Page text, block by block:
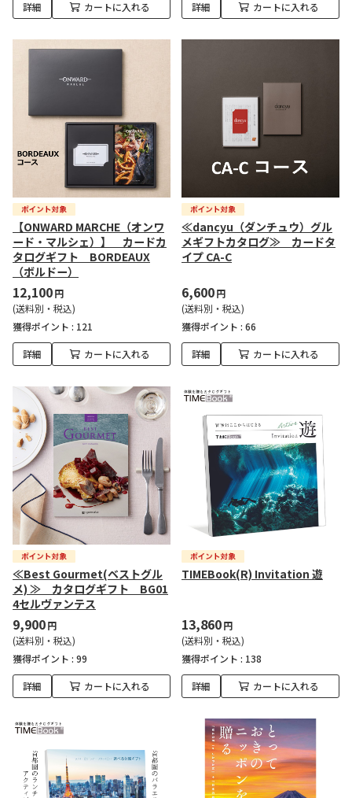
詳細 カートに入れる 詳細 カートに入れる
【ONWARD MARCHE（オンワ
ード・マルシェ）】 カードカ
タログギフト BORDEAUX
（ボルドー）
12,100円
(送料別・税込)
獲得ポイント : 121
詳細 カートに入れる
≪dancyu（ダンチュウ）グル
メギフトカタログ≫ カードタ
イプ CA-C
6,600円
(送料別・税込)
獲得ポイント : 66
詳細 カートに入れる
≪Best Gourmet(ベストグル
メ) ≫ カタログギフト BG01
4セルヴァンテス
9,900円
(送料別・税込)
獲得ポイント : 99
詳細 カートに入れる
TIMEBook(R) Invitation 遊
13,860円
(送料別・税込)
獲得ポイント : 138
詳細 カートに入れる